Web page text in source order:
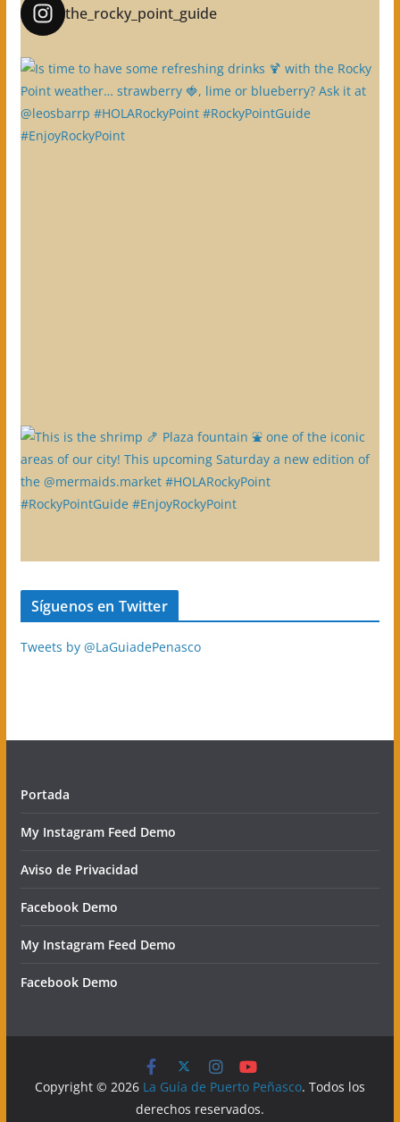
the_rocky_point_guide
Síguenos en Twitter
Tweets by @LaGuiadePenasco
Portada
My Instagram Feed Demo
Aviso de Privacidad
Facebook Demo
My Instagram Feed Demo
Facebook Demo
Copyright © 2026 La Guía de Puerto Peñasco. Todos los
derechos reservados.